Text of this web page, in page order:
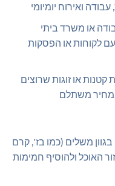
ואירוח יומיומי
או משרד ביתי
לקוחות או הפסקות
או זוגות שרוצים
במחיר משתלם
משלים (כמו בז', קרם
האוכל ולהוסיף חמימות